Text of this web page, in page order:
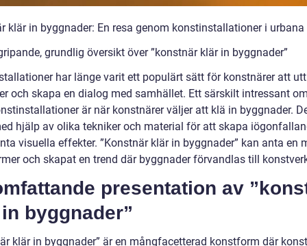
klär in byggnader: En resa genom konstinstallationer i
grundlig översikt över ”konstnär klär in byggnader”
har länge varit ett populärt sätt för konstnärer att
och skapa en dialog med samhället. Ett särskilt intressant
är när konstnärer väljer att klä in byggnader.
hjälp av olika tekniker och material för att skapa
visuella effekter. ”Konstnär klär in byggnader” kan anta en
och skapat en trend där byggnader förvandlas till
presentation av
byggnader”
klär in byggnader” är en mångfacetterad konstform där